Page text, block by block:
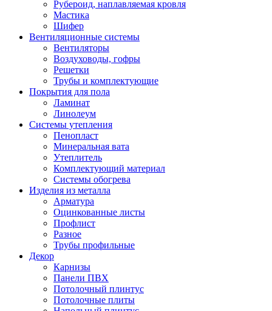
Рубероид, наплавляемая кровля
Мастика
Шифер
Вентиляционные системы
Вентиляторы
Воздуховоды, гофры
Решетки
Трубы и комплектующие
Покрытия для пола
Ламинат
Линолеум
Системы утепления
Пенопласт
Минеральная вата
Утеплитель
Комплектующий материал
Системы обогрева
Изделия из металла
Арматура
Оцинкованные листы
Профлист
Разное
Трубы профильные
Декор
Карнизы
Панели ПВХ
Потолочный плинтус
Потолочные плиты